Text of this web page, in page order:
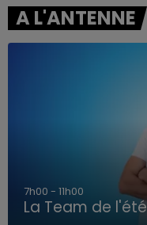
A L'ANTENNE
7h00 - 11h00
La Team de l'été